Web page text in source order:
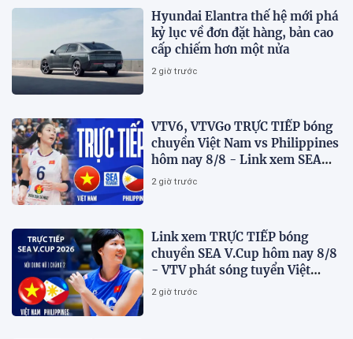
Hyundai Elantra thế hệ mới phá
kỷ lục về đơn đặt hàng, bản cao
cấp chiếm hơn một nửa
2 giờ trước
VTV6, VTVGo TRỰC TIẾP bóng
chuyền Việt Nam vs Philippines
hôm nay 8/8 - Link xem SEA
V.Cup 2026 mới nhất
2 giờ trước
Link xem TRỰC TIẾP bóng
chuyền SEA V.Cup hôm nay 8/8
- VTV phát sóng tuyển Việt
Nam đấu Philippines
2 giờ trước